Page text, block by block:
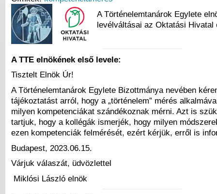
A Történelemtanárok Egylete
levélváltásai az Oktatási Hivatal
A TTE elnökének első levele:
Tisztelt Elnök Úr!
A Történelemtanárok Egylete Bizottmánya nevében
tájékoztatást arról, hogy a „történelem” mérés
milyen kompetenciákat szándékoznak mérni. Azt is
tartjuk, hogy a kollégák ismerjék, hogy milyen
ezen kompetenciák felmérését, ezért kérjük, erről is
Budapest, 2023.06.15.
Várjuk válaszát, üdvözlettel
Miklósi László elnök